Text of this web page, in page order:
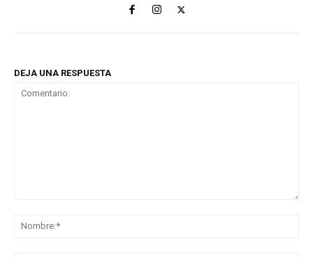
DEJA UNA RESPUESTA